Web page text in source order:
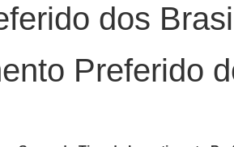
dos
Preferido